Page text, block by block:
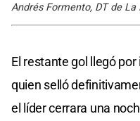
Andrés Formento, DT de La
El restante gol llegó
quien selló
el líder cerrara una